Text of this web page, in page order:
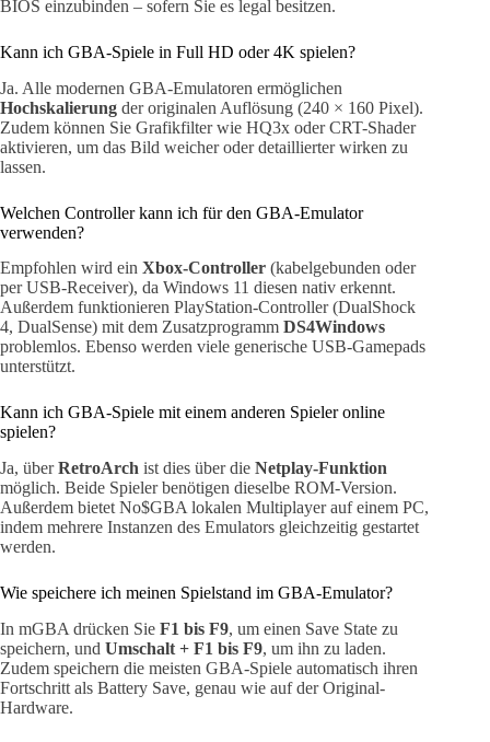
BIOS einzubinden – sofern Sie es legal besitzen.
Kann ich GBA-Spiele in Full HD oder 4K spielen?
Ja. Alle modernen GBA-Emulatoren ermöglichen
Hochskalierung der originalen Auflösung (240 × 160 Pixel).
Zudem können Sie Grafikfilter wie HQ3x oder CRT-Shader
aktivieren, um das Bild weicher oder detaillierter wirken zu
lassen.
Welchen Controller kann ich für den GBA-Emulator
verwenden?
Empfohlen wird ein Xbox-Controller (kabelgebunden oder
per USB-Receiver), da Windows 11 diesen nativ erkennt.
Außerdem funktionieren PlayStation-Controller (DualShock
4, DualSense) mit dem Zusatzprogramm DS4Windows
problemlos. Ebenso werden viele generische USB-Gamepads
unterstützt.
Kann ich GBA-Spiele mit einem anderen Spieler online
spielen?
Ja, überRetroArch ist dies über die Netplay-Funktion
möglich. Beide Spieler benötigen dieselbe ROM-Version.
Außerdem bietet No$GBA lokalen Multiplayer auf einem PC,
indem mehrere Instanzen des Emulators gleichzeitig gestartet
werden.
Wie speichere ich meinen Spielstand im GBA-Emulator?
In mGBA drücken Sie F1 bis F9, um einen Save State zu
speichern, und Umschalt + F1 bis F9, um ihn zu laden.
Zudem speichern die meisten GBA-Spiele automatisch ihren
Fortschritt als Battery Save, genau wie auf der Original-
Hardware.